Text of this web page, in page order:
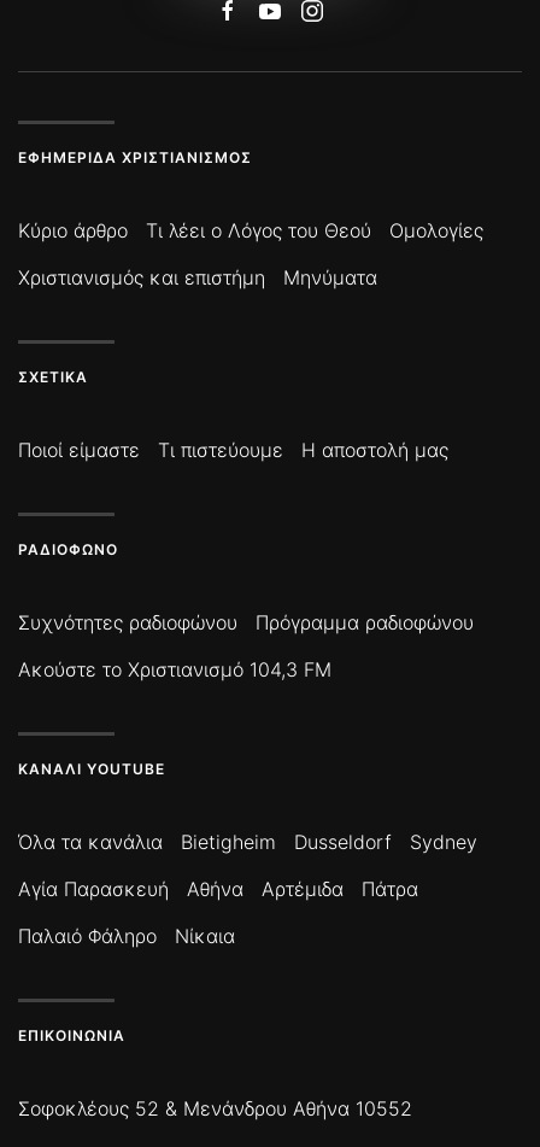
ΕΦΗΜΕΡΊΔΑ ΧΡΙΣΤΙΑΝΙΣΜΌΣ
Κύριο άρθρο Τι λέει ο Λόγος του Θεού
Ομολογίες
Χριστιανισμός και επιστήμη
Μηνύματα
ΣΧΕΤΙΚΆ
Ποιοί είμαστε Τι πιστεύουμε Η αποστολή μας
ΡΑΔΙΌΦΩΝΟ
Συχνότητες ραδιοφώνου
Πρόγραμμα ραδιοφώνου
Ακούστε το Χριστιανισμό 104,3 FM
ΚΑΝΆΛΙ YOUTUBE
Όλα τα κανάλια Bietigheim Dusseldorf
Sydney
Αγία Παρασκευή
Αθήνα Αρτέμιδα
Πάτρα
Παλαιό Φάληρο
Νίκαια
ΕΠΙΚΟΙΝΩΝΊΑ
Σοφοκλέους 52 & Μενάνδρου Αθήνα 10552